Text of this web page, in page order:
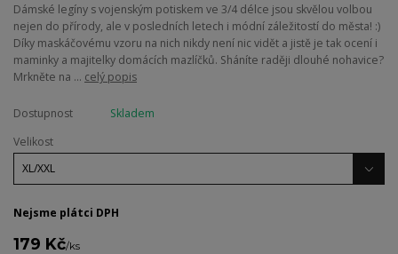
Dámské legíny s vojenským potiskem ve 3/4 délce jsou skvělou volbou
nejen do přírody, ale v posledních letech i módní záležitostí do města! :)
Díky maskáčovému vzoru na nich nikdy není nic vidět a jistě je tak ocení i
maminky a majitelky domácích mazlíčků. Sháníte raději dlouhé nohavice?
Mrkněte na ... celý popis
Dostupnost
Skladem
Velikost
Nejsme plátci DPH
179 Kč/ks